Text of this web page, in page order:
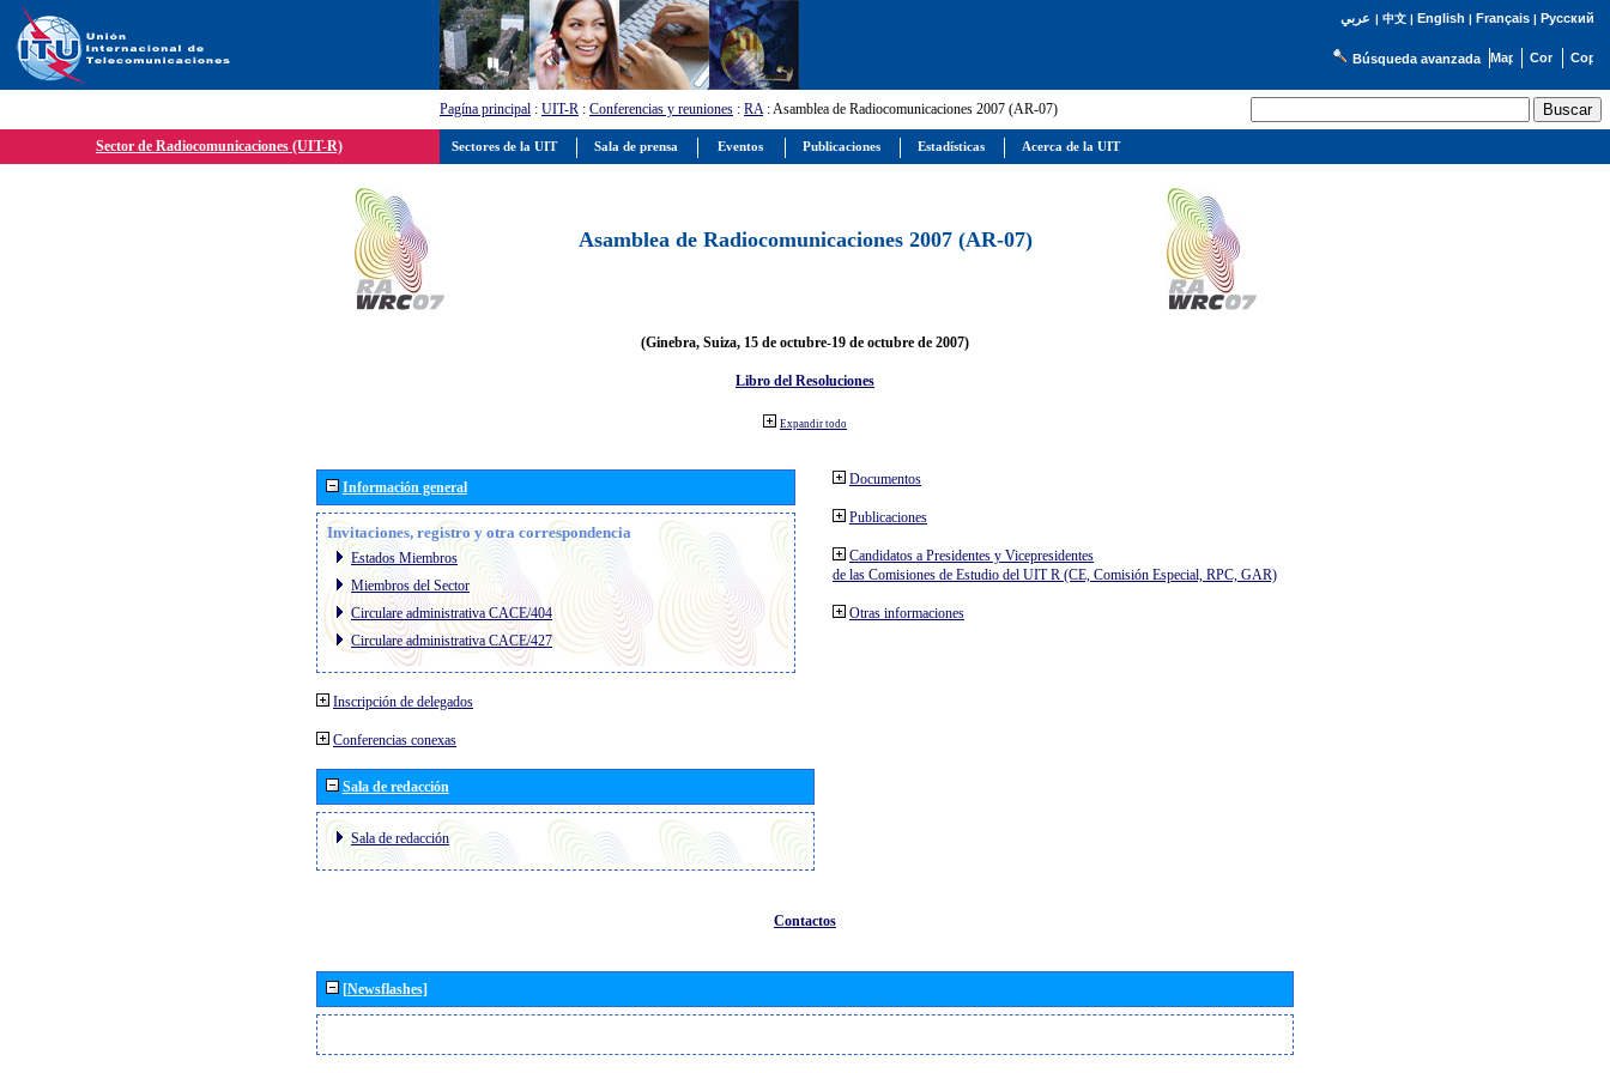
عربي | 中文| English | Français| Русский
Búsqueda avanzada
Pagína principal : UIT-R : Conferencias y reuniones : RA: Asamblea de Radiocomunicaciones 2007 (AR-07)
Sector de Radiocomunicaciones (UIT-R)
Asamblea de Radiocomunicaciones 2007 (AR-07)
(Ginebra, Suiza, 15 de octubre-19 de octubre de 2007)
Libro del Resoluciones
Expandir todo
Información general
Invitaciones, registro y otra correspondencia
Estados Miembros
Miembros del Sector
Circulare administrativa CACE/404
Circulare administrativa CACE/427
Inscripción de delegados
Conferencias conexas
Sala de redacción
Sala de redacción
Documentos
Publicaciones
Candidatos a Presidentes y Vicepresidentes
de las Comisiones de Estudio del UIT R (CE, Comisión Especial, RPC, GAR)
Otras informaciones
Contactos
[Newsflashes]
Sectores de la UIT Sala de prensa Eventos Publicaciones Estadísticas Acerca de la UIT